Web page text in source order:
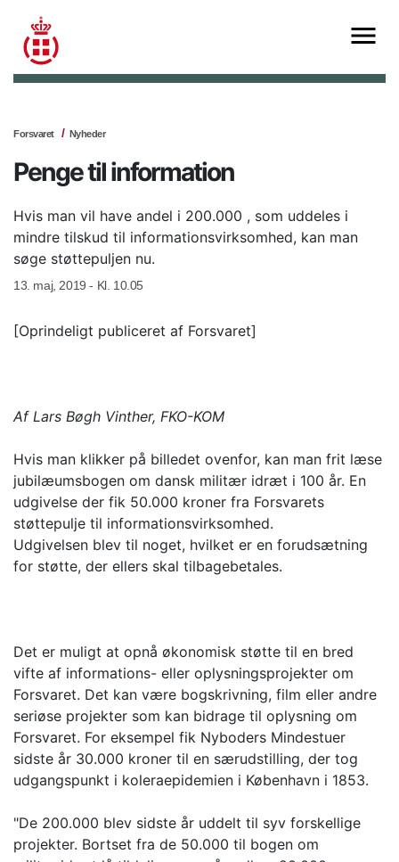
Forsvaret Nyheder
Penge til information
Hvis man vil have andel i 200.000 , som uddeles i
mindre tilskud til informationsvirksomhed, kan man
søge støttepuljen nu.
13. maj, 2019 - Kl. 10.05
[Oprindeligt publiceret af Forsvaret]
Af Lars Bøgh Vinther, FKO-KOM
Hvis man klikker på billedet ovenfor, kan man frit læse
jubilæumsbogen om dansk militær idræt i 100 år. En
udgivelse der fik 50.000 kroner fra Forsvarets
støttepulje til informationsvirksomhed.
Udgivelsen blev til noget, hvilket er en forudsætning
for støtte, der ellers skal tilbagebetales.
Det er muligt at opnå økonomisk støtte til en bred
vifte af informations- eller oplysningsprojekter om
Forsvaret. Det kan være bogskrivning, film eller andre
seriøse projekter som kan bidrage til oplysning om
Forsvaret. For eksempel fik Nyboders Mindestuer
sidste år 30.000 kroner til en særudstilling, der tog
udgangspunkt i koleraepidemien i København i 1853.
"De 200.000 blev sidste år uddelt til syv forskellige
projekter. Bortset fra de 50.000 til bogen om